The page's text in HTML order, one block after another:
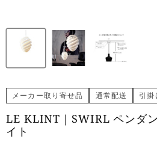
メーカー取り寄せ品 通常配送 引掛
LE KLINT｜SWIRL ペンダ
イト